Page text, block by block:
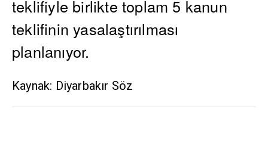
teklifiyle birlikte toplam 5 kanun
teklifinin yasalaştırılması
planlanıyor.
Kaynak: Diyarbakır Söz